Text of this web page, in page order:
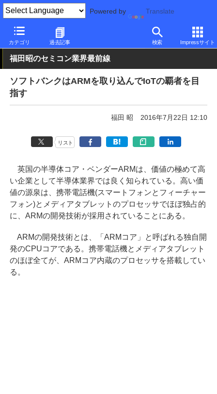
Powered by Translate
カテゴリ 過去記事 検索 Impressサイト
PC Watch 半導体/周辺機器
福田昭のセミコン業界最前線
ソフトバンクはARMを取り込んでIoTの覇者を目
指す
福田 昭 2016年7月22日 12:10
リスト
英国の半導体コア・ベンダーARMは、価値の極めて高
い企業として半導体業界では良く知られている。高い価
値の源泉は、携帯電話機(スマートフォンとフィーチャー
フォン)とメディアタブレットのプロセッサでほぼ独占的
に、ARMの開発技術が採用されていることにある。
ARMの開発技術とは、「ARMコア」と呼ばれる独自開
発のCPUコアである。携帯電話機とメディアタブレット
のほぼ全てが、ARMコア内蔵のプロセッサを搭載してい
る。